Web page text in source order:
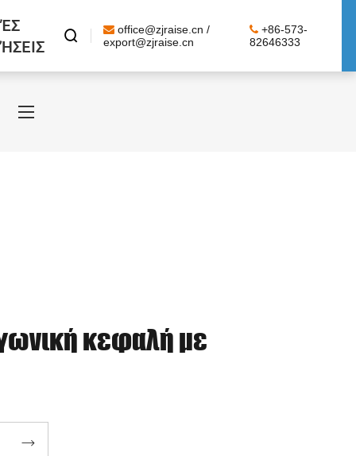

office@zjraise.cn /
export@zjraise.cn
+86-573-
82646333
κεφαλή με
